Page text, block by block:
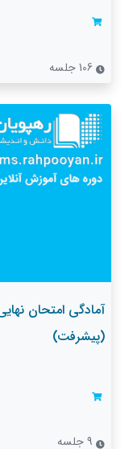
آمادگی امتحان
(پیشرفت)